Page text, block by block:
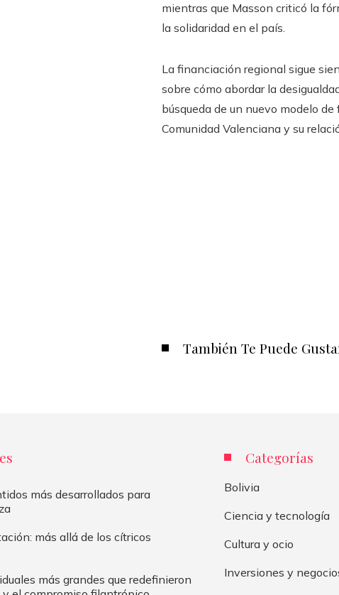
mientras que Masson criticó la
la solidaridad en el país.
La financiación regional sigue
sobre cómo abordar la
búsqueda de un nuevo modelo
Comunidad Valenciana y su
También Te Puede
más desarrollados para
más allá de los cítricos
más grandes que redefinieron
Categorías
Bolivia
Ciencia y tecnología
Cultura y ocio
Inversiones y